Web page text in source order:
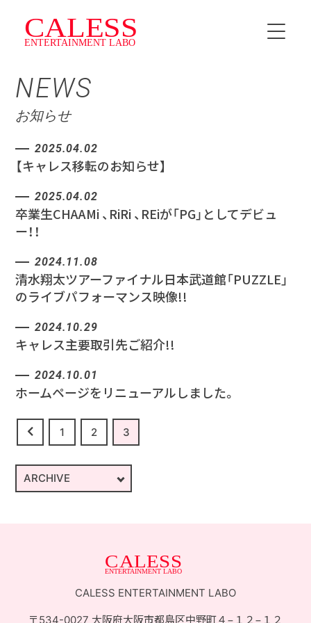
SCHEDULE
NEWS
お問い合せ
NEWS
お知らせ
2025.04.02
【キャレス移転のお知らせ】
2025.04.02
卒業生CHAAMi 、RiRi 、REiが「PG」としてデビュ
ー！！
2024.11.08
清水翔太ツアーファイナル日本武道館「PUZZLE」
のライブパフォーマンス映像!!
2024.10.29
キャレス主要取引先ご紹介!!
2024.10.01
ホームページをリニューアルしました。
1 2 3
CALESS ENTERTAINMENT LABO
〒534-0027 大阪府大阪市都島区中野町４−１２−１２